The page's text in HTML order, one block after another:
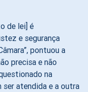
de lei] é
e segurança
pontuou a
precisa e não
na
ser atendida e a outra